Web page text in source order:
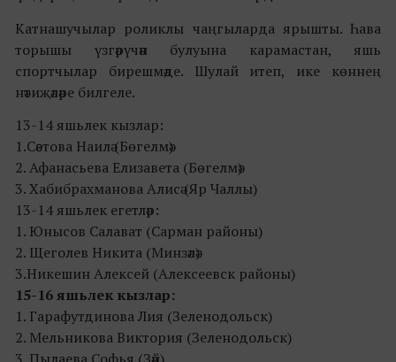
Катнашучылар роликлы чаңгыларда ярышты. Һава
торышы үзгәрүчән булуына карамастан, яшь
спортчылар бирешмәде. Шулай итеп, ике көннең
нәтиҗәләре билгеле.
13-14 яшьлек кызлар:
1.Сәетова Наилә (Бөгелмә)
2. Афанасьева Елизавета (Бөгелмә)
3. Хабибрахманова Алисә (Яр Чаллы)
13-14 яшьлек егетләр:
1. Юнысов Салават (Сарман районы)
2. Щеголев Никита (Минзәлә)
3.Никешин Алексей (Алексеевск районы)
15-16 яшьлек кызлар:
1. Гарафутдинова Лия (Зеленодольск)
2. Мельникова Виктория (Зеленодольск)